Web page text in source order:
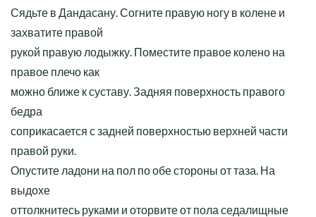
Сядьте в Дандасану. Согните правую ногу в колене и
захватите правой
рукой правую лодыжку. Поместите правое колено на
правое плечо как
можно ближе к суставу. Задняя поверхность правого
бедра
соприкасается с задней поверхностью верхней части
правой руки.
Опустите ладони на пол по обе стороны от таза. На
выдохе
оттолкнитесь руками и оторвите от пола седалищные